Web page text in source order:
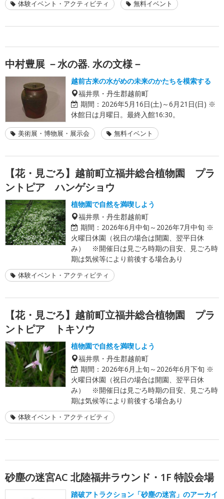
体験イベント・アクティビティ 無料イベント
中村豊展 －水の器. 水の文様－
越前古来の水がめの未来のかたちを模索する
福井県・丹生郡越前町
期間： 2026年5月16日(土)～6月21日(日) ※
休館日は月曜日。最終入館16:30。
美術展・博物展・展示会 無料イベント
【花・見ごろ】越前町立福井総合植物園 プラ
ントピア ハンゲショウ
植物園で自然を満喫しよう
福井県・丹生郡越前町
期間： 2026年6月中旬～2026年7月中旬 ※
火曜日休園（祝日の場合は開園、翌平日休
み） ※開催日は見ごろ時期の目安、見ごろ時
期は気候等により前後する場合あり
体験イベント・アクティビティ
【花・見ごろ】越前町立福井総合植物園 プラ
ントピア トキソウ
植物園で自然を満喫しよう
福井県・丹生郡越前町
期間： 2026年6月上旬～2026年6月下旬 ※
火曜日休園（祝日の場合は開園、翌平日休
み） ※開催日は見ごろ時期の目安、見ごろ時
期は気候等により前後する場合あり
体験イベント・アクティビティ
砂塵の迷宮AC 北陸福井ラウンド・1F 特設会場
踏破アトラクション「砂塵の迷宮」のアーカイ